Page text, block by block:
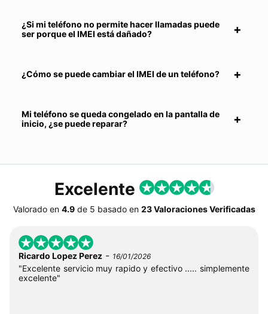
¿Si mi teléfono no permite hacer llamadas puede
ser porque el IMEI está dañado?
¿Cómo se puede cambiar el IMEI de un teléfono?
Mi teléfono se queda congelado en la pantalla de
inicio, ¿se puede reparar?
Excelente
Valorado en 4.9de 5 basado en 23 Valoraciones Verificadas
Ricardo Lopez Perez - 16/01/2026
"Excelente servicio muy rapido y efectivo ..... simplemente
excelente"